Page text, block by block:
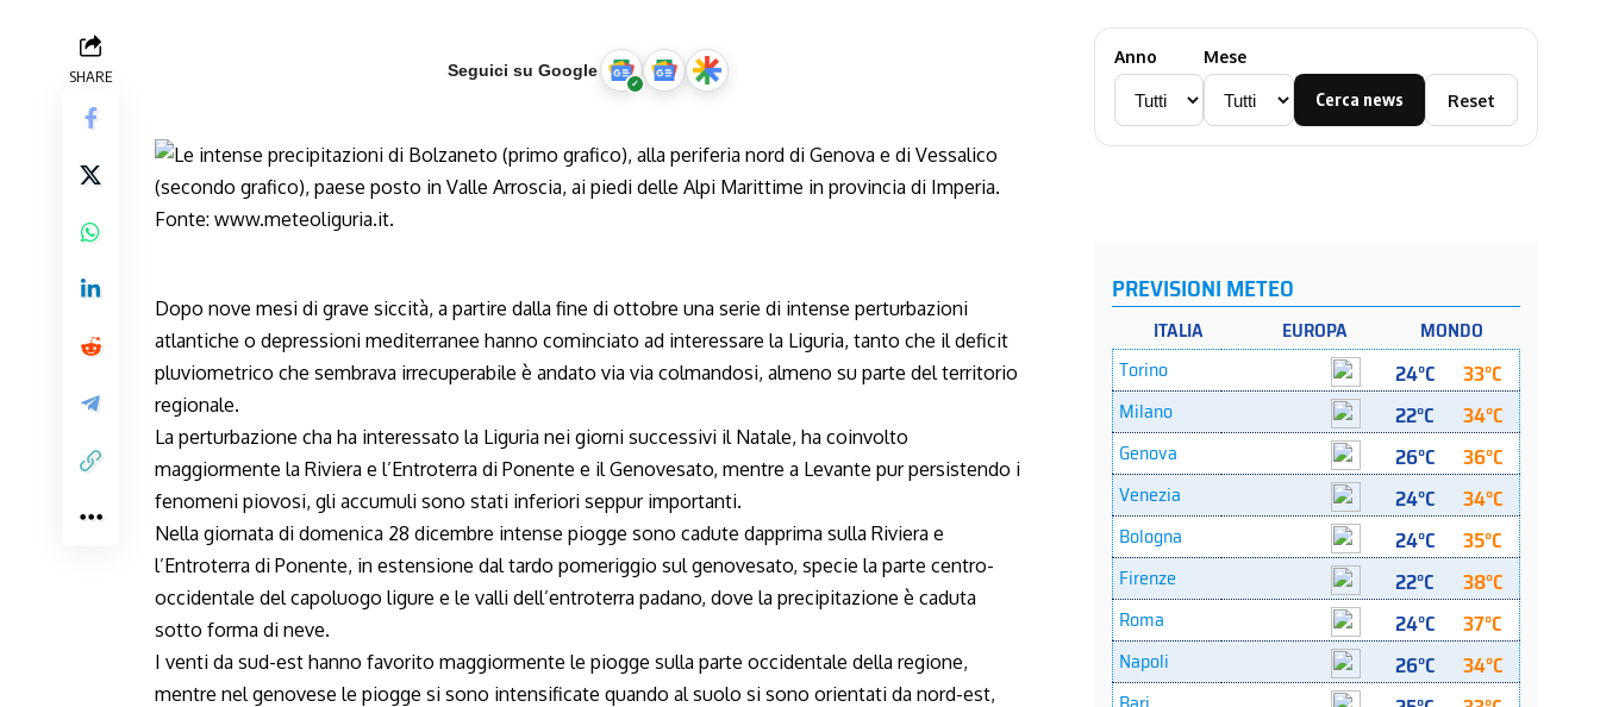
SHARE Seguici su Google
Dopo nove mesi di grave siccità, a partire dalla fine di ottobre una serie di intense perturbazioni
atlantiche o depressioni mediterranee hanno cominciato ad interessare la Liguria, tanto che il deficit
pluviometrico che sembrava irrecuperabile è andato via via colmandosi, almeno su parte del territorio
regionale.
La perturbazione cha ha interessato la Liguria nei giorni successivi il Natale, ha coinvolto
maggiormente la Riviera e l’Entroterra di Ponente e il Genovesato, mentre a Levante pur persistendo i
fenomeni piovosi, gli accumuli sono stati inferiori seppur importanti.
Nella giornata di domenica 28 dicembre intense piogge sono cadute dapprima sulla Riviera e
l’Entroterra di Ponente, in estensione dal tardo pomeriggio sul genovesato, specie la parte centro-
occidentale del capoluogo ligure e le valli dell’entroterra padano, dove la precipitazione è caduta
sotto forma di neve.
I venti da sud-est hanno favorito maggiormente le piogge sulla parte occidentale della regione,
mentre nel genovese le piogge si sono intensificate quando al suolo si sono orientati da nord-est,
Anno Mese
Cerca news Reset